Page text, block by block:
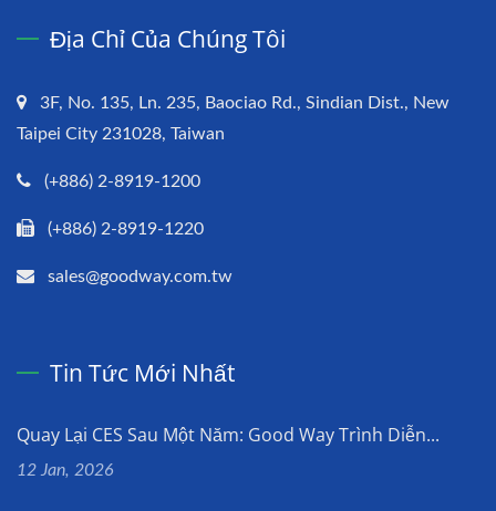
Địa Chỉ Của Chúng Tôi
3F, No. 135, Ln. 235, Baociao Rd., Sindian Dist., New
Taipei City 231028, Taiwan
(+886) 2-8919-1200
(+886) 2-8919-1220
sales@goodway.com.tw
Tin Tức Mới Nhất
Quay Lại CES Sau Một Năm: Good Way Trình Diễn...
12 Jan, 2026